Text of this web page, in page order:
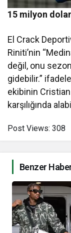
15 milyon dolar
El Crack
Riniti’nin
değil, onu
gidebilir.”
ekibinin
karşılığında
Post Views: 308
Benzer